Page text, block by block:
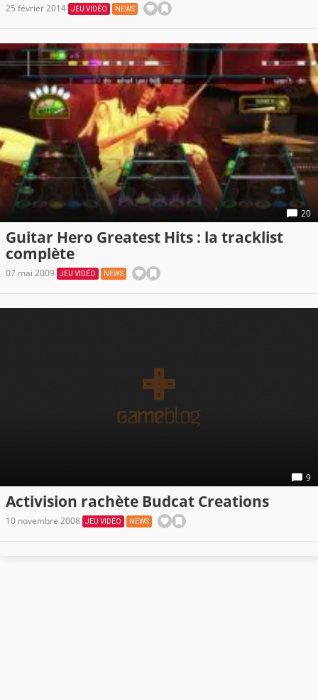
25 février 2014 JEU VIDÉO NEWS
20
Guitar Hero Greatest Hits : la tracklist
complète
07 mai 2009 JEU VIDÉO NEWS
9
Activision rachète Budcat Creations
10 novembre 2008 JEU VIDÉO NEWS